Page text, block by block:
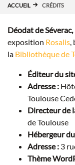
ACCUEIL CRÉDITS
Déodat de
exposition Rosalis,
la Bibliothèque de
Éditeur du
Adresse :
Toulouse
Directeur de
de Toulouse
Hébergeur
Adresse : 3
Thème